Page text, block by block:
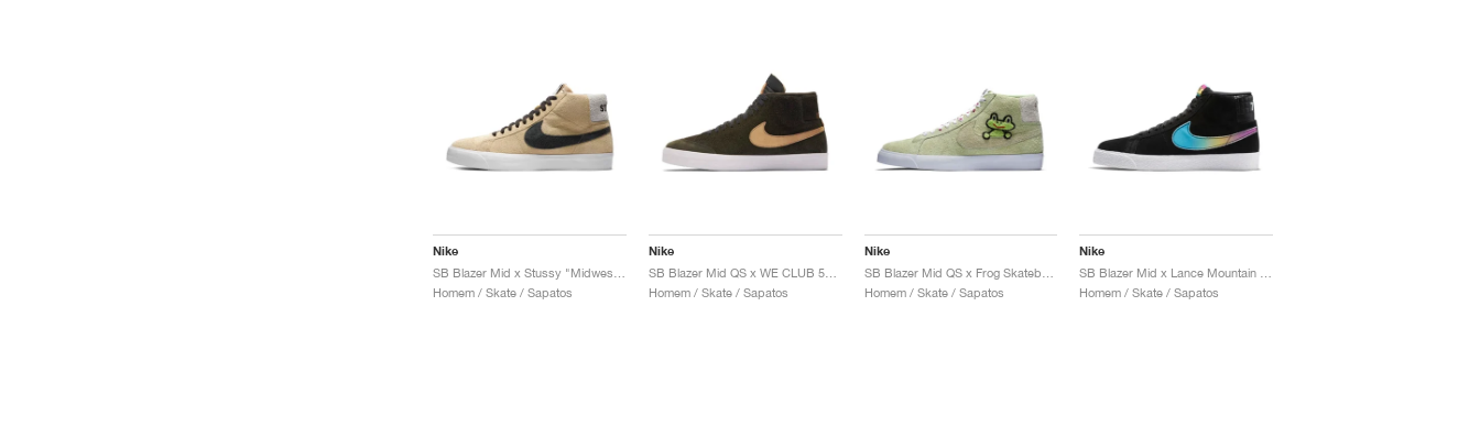
Nike
Homem / Skate / Sapatos
Nike
SB Blazer Mid QS x WE CLUB 58 "Sequoia & Flight Gold"
Homem / Skate / Sapatos
Nike
Homem / Skate / Sapatos
Nike
Homem / Skate / Sapatos